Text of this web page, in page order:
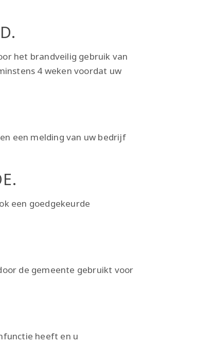
het brandveilig gebruik van
4 weken voordat uw
een melding van uw bedrijf
een goedgekeurde
de gemeente gebruikt voor
heeft en u